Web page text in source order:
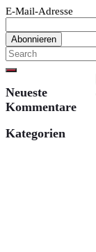
E-Mail-Adresse
Neueste
Kommentare
Kategorien